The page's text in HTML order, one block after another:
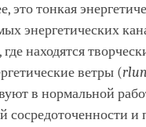
тонкая
энергетических
где находятся
ветры (
в нормальной
сосредоточенности и